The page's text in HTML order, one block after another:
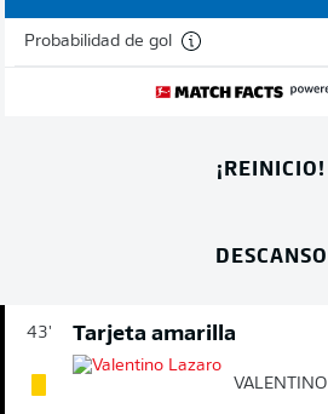
Probabilidad de gol
¡REINICIO!
DESCANSO
43' Tarjeta amarilla
VALENTINO